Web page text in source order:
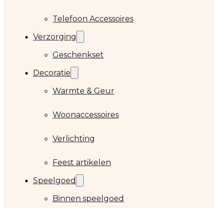
Telefoon Accessoires
Verzorging
Geschenkset
Decoratie
Warmte & Geur
Woonaccessoires
Verlichting
Feest artikelen
Speelgoed
Binnen speelgoed